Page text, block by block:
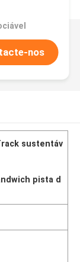
nos
sustentáv
pista d